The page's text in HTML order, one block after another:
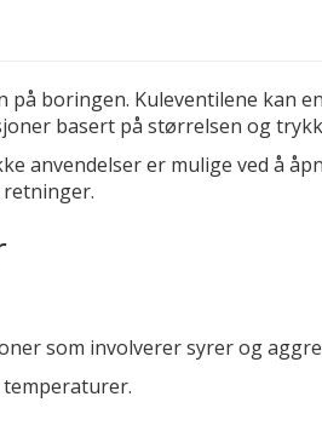
på boringen. Kuleventilene kan
basert på størrelsen og
anvendelser er mulige ved å
retninger.
som involverer syrer og